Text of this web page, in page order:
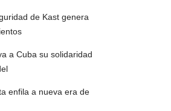
de Kast genera
a Cuba su solidaridad
enfila a nueva era de